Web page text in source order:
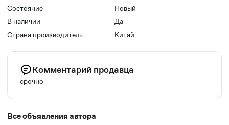
Состояние
Новый
В наличии
Да
Страна производитель
Китай
Комментарий продавца
срочно
Все объявления автора